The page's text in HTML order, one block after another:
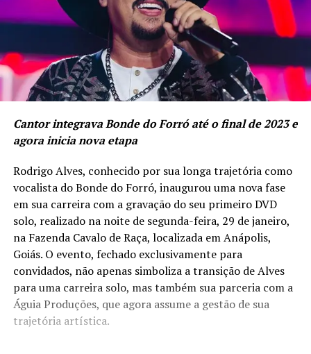
Cantor integrava Bonde do Forró até o final de 2023 e
agora inicia nova etapa
Rodrigo Alves, conhecido por sua longa trajetória como
vocalista do Bonde do Forró, inaugurou uma nova fase
em sua carreira com a gravação do seu primeiro DVD
solo, realizado na noite de segunda-feira, 29 de janeiro,
na Fazenda Cavalo de Raça, localizada em Anápolis,
Goiás. O evento, fechado exclusivamente para
convidados, não apenas simboliza a transição de Alves
para uma carreira solo, mas também sua parceria com a
Águia Produções, que agora assume a gestão de sua
trajetória artística.